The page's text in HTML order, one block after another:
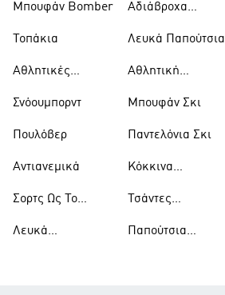
Μπουφάν Bomber
Τοπάκια
Αθλητικές
Σνόουμπορντ
Πουλόβερ
Αντιανεμικά
Σορτς Ως Το
Λευκά
Αδιάβροχα
Λευκά Παπούτσια
Αθλητική
Μπουφάν Σκι
Παντελόνια Σκι
Κόκκινα
Τσάντες
Παπούτσια